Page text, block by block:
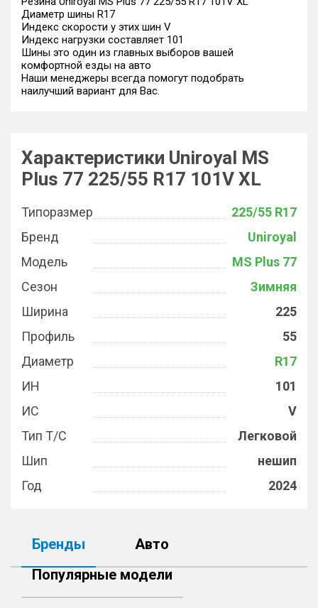
Диаметр шины R17
Индекс скорости у этих шин V
Индекс нагрузки составляет 101
Шины это один из главных выборов вашей
комфортной езды на авто
Наши менеджеры всегда помогут подобрать
наилучший вариант для Вас.
Характеристики Uniroyal MS
Plus 77 225/55 R17 101V XL
Типоразмер
225/55 R17
Бренд
Uniroyal
Модель
MS Plus 77
Сезон
Зимняя
Ширина
225
Профиль
55
Диаметр
R17
ИН
101
ИС
V
Тип Т/С
Легковой
Шип
нешип
Год
2024
Бренды
Авто
Популярные модели